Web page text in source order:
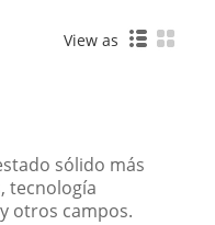
View as
sólido más
tecnología
otros campos.